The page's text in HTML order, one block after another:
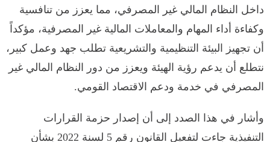
داخل النظام المالي غير المصرفي، مما يعزز من تنافسية
وكفاءة أداء المهام والمعاملات المالية غير المصرفية، مؤكداً
أن تجهيز البيئة التنظيمية والتشريعية تطلب جهد وعمل كبير،
نتطلع أن يدعم رؤية الهيئة ويعزز من دور النظام المالي غير
المصرفي في خدمة ودعم الاقتصاد القومي.
وأشار في هذا الصدد إلى أن إصدار حزمة القرارات
التنفيذية جاءت لتفعيل القانون رقم 5 لسنة 2022 بشأن